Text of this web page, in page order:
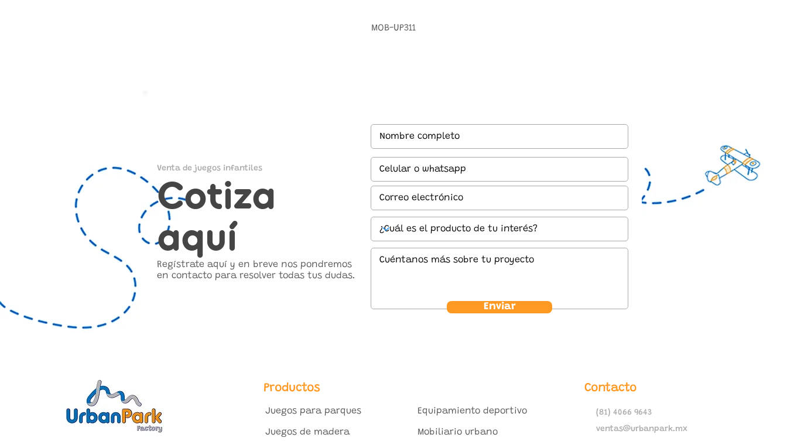
MOB-UP311
Venta de juegos infantiles
Cotiza
aquí
Regístrate aquí y en breve nos pondremos
en contacto para resolver todas tus dudas.
Enviar
Productos
Juegos para parques
Juegos de madera
Equipamiento deportivo
Mobiliario urbano
Contacto
(81) 4066 9643
ventas@urbanpark.mx